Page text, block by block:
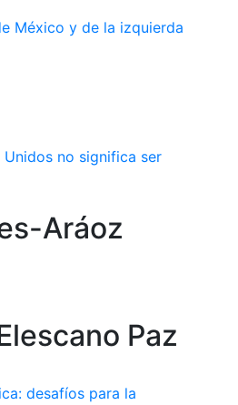
México y de la izquierda
no significa ser
Aráoz
Paz
desafíos para la